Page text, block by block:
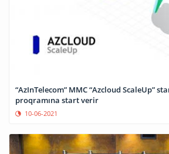
“AzInTelecom” MMC “Azcloud ScaleUp”
proqramına start verir
10-06-2021